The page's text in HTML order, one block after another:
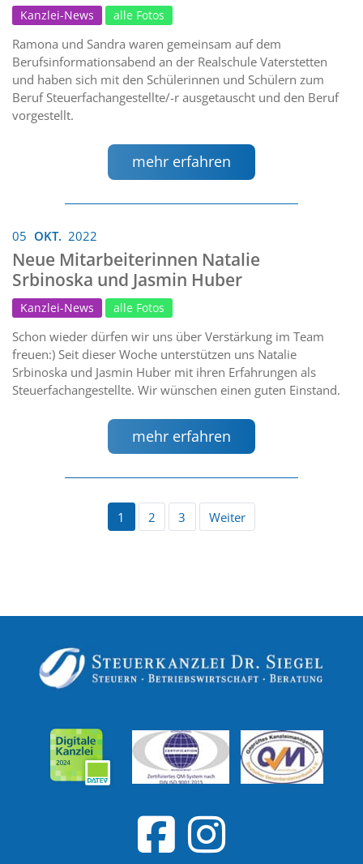
Kanzlei-News alle Fotos
Ramona und Sandra waren gemeinsam auf dem
Berufsinformationsabend an der Realschule Vaterstetten
und haben sich mit den Schülerinnen und Schülern zum
Beruf Steuerfachangestellte/-r ausgetauscht und den Beruf
vorgestellt.
mehr erfahren
05 OKT. 2022
Neue Mitarbeiterinnen Natalie
Srbinoska und Jasmin Huber
Kanzlei-News alle Fotos
Schon wieder dürfen wir uns über Verstärkung im Team
freuen:) Seit dieser Woche unterstützen uns Natalie
Srbinoska und Jasmin Huber mit ihren Erfahrungen als
Steuerfachangestellte. Wir wünschen einen guten Einstand.
mehr erfahren
1 2 3 Weiter